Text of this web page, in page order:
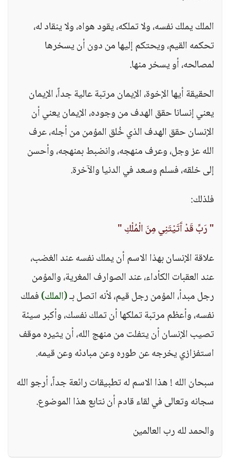
الملك يملك نفسه، ولا تملكه، يقود هواه، ولا ينقاد له،
تحكمه القيم، ويحتكم إليها من دون أن يسخرها
لمصالحه، أو يسخر منها.
الحقيقة أيها الإخوة، الإيمان مرتبة عالية جداً، الإيمان
يعني إنسانا حقق الهدف من وجوده، الإيمان يعني أن
الإنسان حقق الهدف الذي خُلق المؤمن من أجله، عرف
الله عز وجل، وعرف منهجه، وانضبط بمنهجه، وأحسن
إلى خلقه، فسلم وسعد في الدنيا والآخرة.
فلذلك:
" رَبِّ قَدْ آَتَيْتَنِي مِنَ الْمُلْكِ "
علاقة الإنسان بهذا الاسم أن يملك نفسه عند الغضب،
عند العقبات الكأداء، عند الصوارف المغرية، والمؤمن
رجل مبدأ، المؤمن رجل قيم، لأنه اتصل بـ(الملك)فملك
نفسه، وأعظم مرتبة تملكها أن تملك نفسك، وأكبر سيئة
تصيب الإنسان أن يتفلت من منهج الله، أن يثيره موقف
استفزازي يخرجه عن طوره وعن مبادئه وعن قيمه.
سبحان الله ! هذا الاسم له تطبيقات رائعة جداً، أرجو الله
سجانه وتعالى في لقاء قادم أن نتابع هذا الموضوع.
والحمد لله رب العالمين